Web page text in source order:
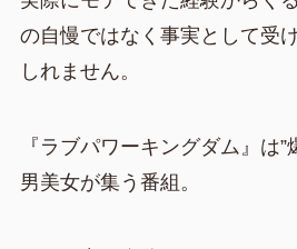
の自慢ではなく事実として受
しれません。
『ラブパワーキングダム』は
男美女が集う番組。